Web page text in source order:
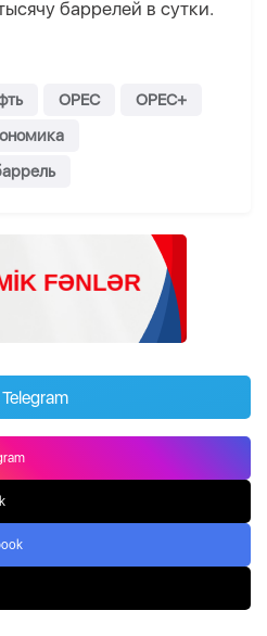
баррелей в сутки.
OPEC
OPEC+